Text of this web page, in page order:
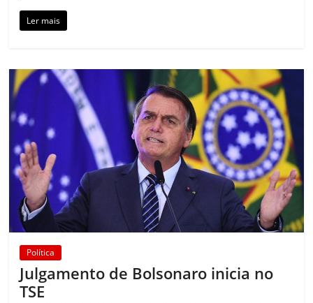
Ler mais
Política
Julgamento de Bolsonaro inicia no
TSE